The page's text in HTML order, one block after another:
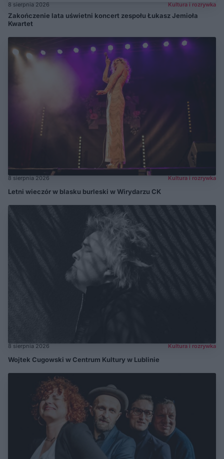
8 sierpnia 2026 Kultura i rozrywka
Zakończenie lata uświetni koncert zespołu Łukasz Jemioła
Kwartet
8 sierpnia 2026 Kultura i rozrywka
Letni wieczór w blasku burleski w Wirydarzu CK
8 sierpnia 2026 Kultura i rozrywka
Wojtek Cugowski w Centrum Kultury w Lublinie